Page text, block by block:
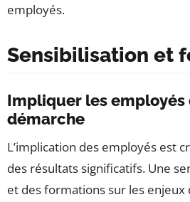
employés.
Sensibilisation et
Impliquer les employés
démarche
L’implication des employés est
des résultats significatifs. Une
et des formations sur les enjeux